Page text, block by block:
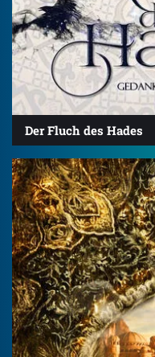
Der Fluch des Hades